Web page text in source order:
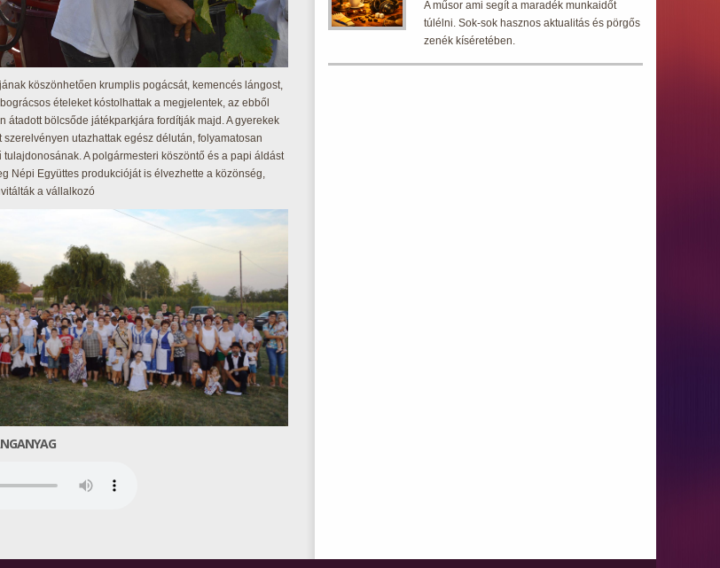
köszönhetően krumplis pogácsát, kemencés lángost,
ételeket kóstolhattak a megjelentek, az ebből
átadott bölcsőde játékparkjára fordítják majd. A gyerekek
szerelvényen utazhattak egész délután, folyamatosan
A polgármesteri köszöntő és a papi áldást
Népi Együttes produkcióját is élvezhette a közönség,
a vállalkozó
A műsor ami segít a maradék munkaidőt
túlélni. Sok-sok hasznos aktualitás és pörgős
zenék kíséretében.